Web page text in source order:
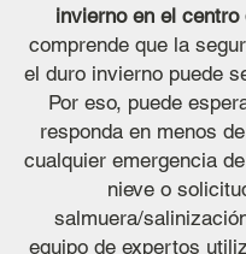
invierno en el centro
comprende que la
el duro invierno puede
Por eso, puede
responda en menos
cualquier emergencia
nieve o
salmuera/
equipo de expertos